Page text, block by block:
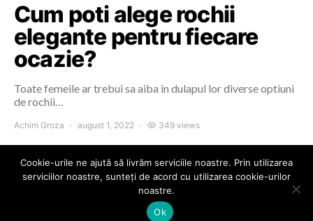
Cum poti alege rochii
elegante pentru fiecare
ocazie?
Toate femeile ar trebui sa aiba in dulapul lor diverse optiuni
de rochii…
Achim Groza august 1, 2022 349 views
Colours of Cluj
Cookie-urile ne ajută să livrăm serviciile noastre. Prin utilizarea
serviciilor noastre, sunteți de acord cu utilizarea cookie-urilor
noastre.
Ok